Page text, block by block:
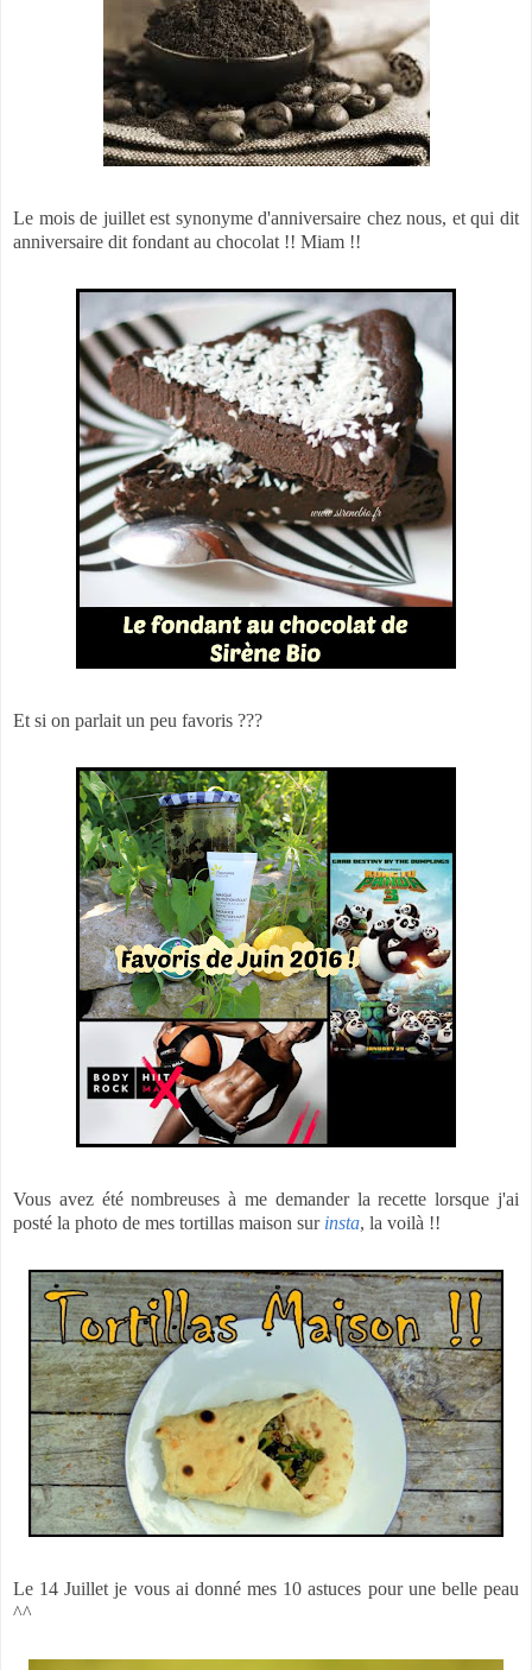
Le mois de juillet est synonyme d'anniversaire chez nous, et qui dit
anniversaire dit fondant au chocolat !! Miam !!
Et si on parlait un peu favoris ???
Vous avez été nombreuses à me demander la recette lorsque j'ai
posté la photo de mes tortillas maison sur insta, la voilà !!
Le 14 Juillet je vous ai donné mes 10 astuces pour une belle peau
^^